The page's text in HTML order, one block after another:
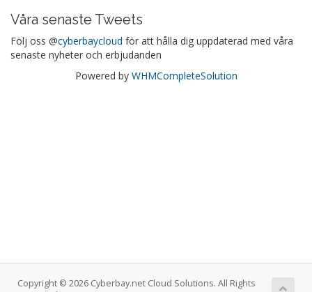
Våra senaste Tweets
Följ oss @cyberbaycloud för att hålla dig uppdaterad med våra
senaste nyheter och erbjudanden
Powered by WHMCompleteSolution
Copyright © 2026 Cyberbay.net Cloud Solutions. All Rights